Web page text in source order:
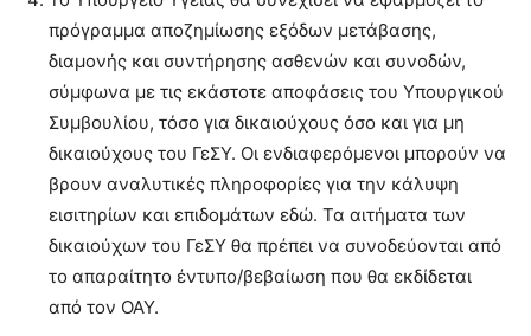
πρόγραμμα αποζημίωσης εξόδων μετάβασης,
διαμονής και συντήρησης ασθενών και συνοδών,
σύμφωνα με τις εκάστοτε αποφάσεις του Υπουργικού
Συμβουλίου, τόσο για δικαιούχους όσο και για μη
δικαιούχους του ΓεΣΥ. Οι ενδιαφερόμενοι μπορούν να
βρουν αναλυτικές πληροφορίες για την κάλυψη
εισιτηρίων και επιδομάτων εδώ. Τα αιτήματα των
δικαιούχων του ΓεΣΥ θα πρέπει να συνοδεύονται από
το απαραίτητο έντυπο/βεβαίωση που θα εκδίδεται
από τον ΟΑΥ.